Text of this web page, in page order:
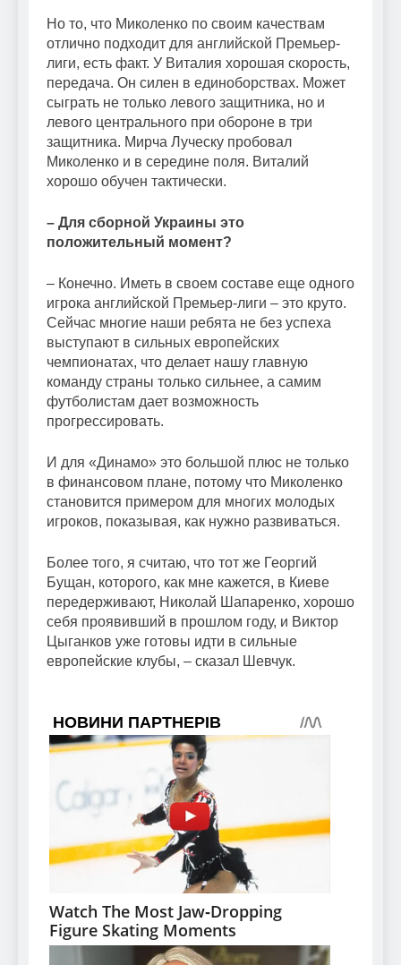
Но то, что Миколенко по своим качествам
отлично подходит для английской Премьер-
лиги, есть факт. У Виталия хорошая скорость,
передача. Он силен в единоборствах. Может
сыграть не только левого защитника, но и
левого центрального при обороне в три
защитника. Мирча Луческу пробовал
Миколенко и в середине поля. Виталий
хорошо обучен тактически.
– Для сборной Украины это
положительный момент?
– Конечно. Иметь в своем составе еще одного
игрока английской Премьер-лиги – это круто.
Сейчас многие наши ребята не без успеха
выступают в сильных европейских
чемпионатах, что делает нашу главную
команду страны только сильнее, а самим
футболистам дает возможность
прогрессировать.
И для «Динамо» это большой плюс не только
в финансовом плане, потому что Миколенко
становится примером для многих молодых
игроков, показывая, как нужно развиваться.
Более того, я считаю, что тот же Георгий
Бущан, которого, как мне кажется, в Киеве
передерживают, Николай Шапаренко, хорошо
себя проявивший в прошлом году, и Виктор
Цыганков уже готовы идти в сильные
европейские клубы, – сказал Шевчук.